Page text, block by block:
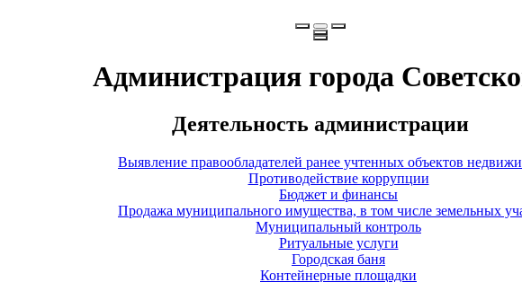
Администрация города
Деятельность администрации
Выявление правообладателей ранее учтенных объектов
Противодействие коррупции
Бюджет и финансы
Продажа муниципального имущества, в том числе земельных
Муниципальный контроль
Ритуальные услуги
Городская баня
Контейнерные площадки